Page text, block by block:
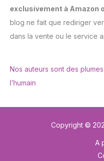
exclusivement à Amazon
blog ne fait que rediriger
dans la vente ou le service
Nos auteurs sont des
l’humain
Copyright ©
A